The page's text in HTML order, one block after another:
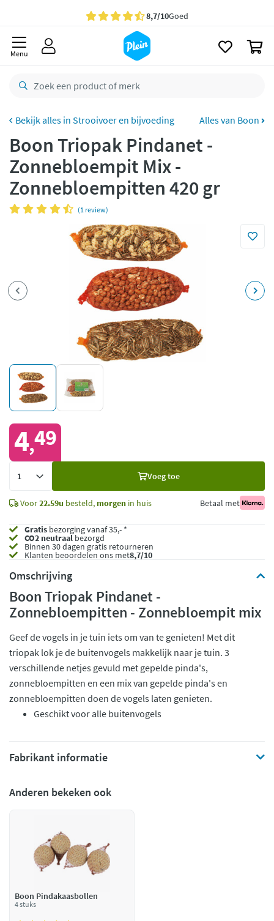
Gratisbezorging vanaf 35,- *
Bestelling uiterlijkzaterdag
Gratisretourneren
CO2 neutraal bezorgd
Betaal met Klarna
Menu
Strooivoer en bijvoeding Alles van Boon
Boon Triopak Pindanet -
Zonnebloempit Mix -
Zonnebloempitten 420 gr
(1 review)
4,49
Voeg toe
Voor22.59u besteld, morgen in huis Betaal met
Gratis bezorging vanaf 35,- *
CO2 neutraalbezorgd
Binnen 30 dagen gratis retourneren
Klanten beoordelen ons met8,7/10
Omschrijving
Boon Triopak Pindanet -
Zonnebloempitten - Zonnebloempit mix
Geef de vogels in je tuin iets om van te genieten! Met dit
triopak lok je de buitenvogels makkelijk naar je tuin. 3
verschillende netjes gevuld met gepelde pinda's,
zonnebloempitten en een mix van gepelde pinda's en
zonnebloempitten doen de vogels laten genieten.
Geschikt voor alle buitenvogels
Fabrikant informatie
Anderen bekeken ook
Boon Pindakaasbollen
4 stuks